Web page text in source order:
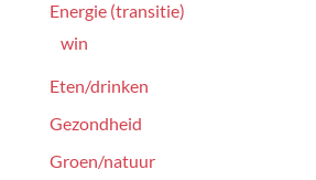
Energie (transitie)
win
Eten/drinken
Gezondheid
Groen/natuur